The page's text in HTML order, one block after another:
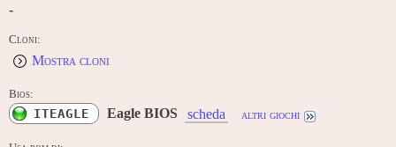
-
Cloni:
Mostra cloni
Bios:
ITEAGLE Eagle BIOS scheda altri giochi